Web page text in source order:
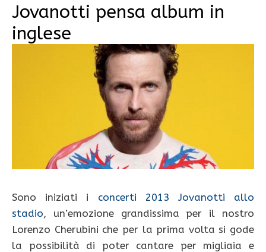
Jovanotti pensa album in
inglese
Sono iniziati i concerti 2013 Jovanotti allo
stadio, un’emozione grandissima per il nostro
Lorenzo Cherubini che per la prima volta si gode
la possibilità di poter cantare per migliaia e